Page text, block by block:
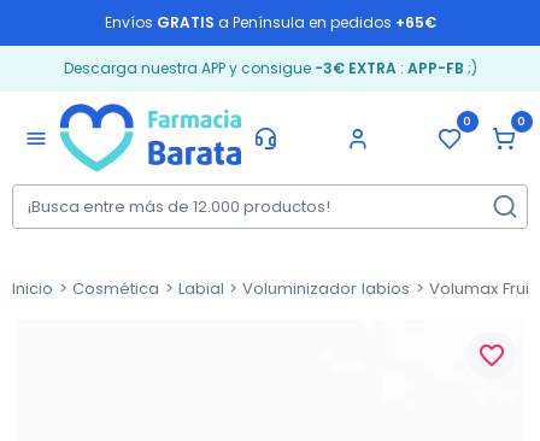
Envíos GRATIS a Península en pedidos +65€
Descarga nuestra APP y consigue -3€ EXTRA: APP-FB ;)
menu
0 0
Inicio Cosmética Labial Voluminizador labios Volumax
favorite_border